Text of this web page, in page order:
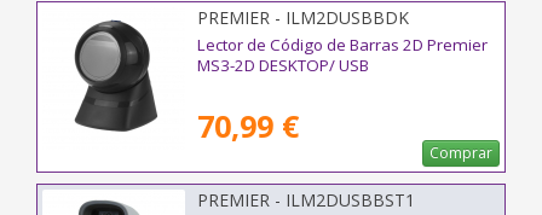
PREMIER - ILM2DUSBBDK
Lector de Código de Barras 2D Premier
MS3-2D DESKTOP/ USB
70,99 €
Comprar
PREMIER - ILM2DUSBBST1